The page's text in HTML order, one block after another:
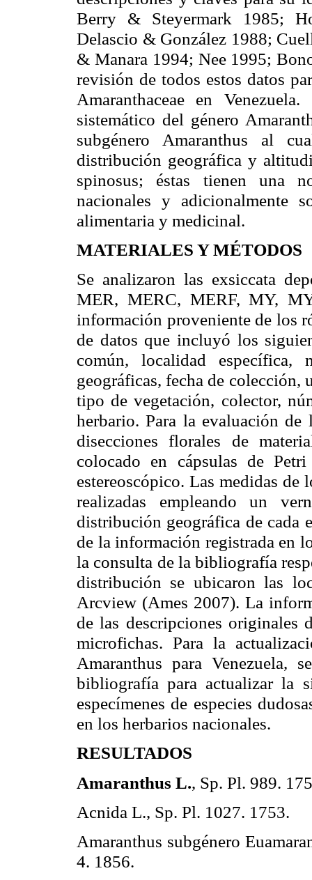
Berry & Steyermark 1985;
Delascio & González 1988;
& Manara 1994; Nee 1995;
revisión de todos estos datos
Amaranthaceae en
sistemático del género
subgénero Amaranthus al
distribución geográfica y
spinosus; éstas tienen una
nacionales y adicionalmente
alimentaria y medicinal.
MATERIALES Y MÉTODOS
Se analizaron las exsiccata
MER, MERC, MERF, MY,
información proveniente de los
de datos que incluyó los
común, localidad específica,
geográficas, fecha de colección,
tipo de vegetación, colector,
herbario. Para la evaluación de
disecciones florales de
colocado en cápsulas de
estereoscópico. Las medidas de
realizadas empleando un
distribución geográfica de cada
de la información registrada en
la consulta de la bibliografía
distribución se ubicaron las
Arcview (Ames 2007). La
de las descripciones originales
microfichas. Para la
Amaranthus para Venezuela,
bibliografía para actualizar la
especímenes de especies
en los herbarios nacionales.
RESULTADOS
Amaranthus L., Sp. Pl. 989.
Acnida L., Sp. Pl. 1027. 1753.
Amaranthus subgénero
4. 1856.